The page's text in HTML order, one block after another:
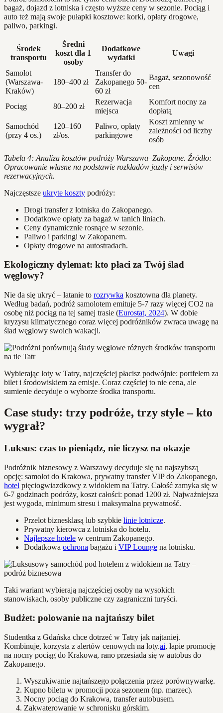
bagaż, dojazd z lotniska i często wyższe ceny w sezonie. Pociąg i
auto też mają swoje pułapki kosztowe: korki, opłaty drogowe,
paliwo, parkingi.
Środek
transportu
Średni
koszt dla 1
osoby
Dodatkowe
wydatki
Uwagi
Samolot
(Warszawa-
Kraków)
180–400 zł
Transfer do
Zakopanego 50-
60 zł
Bagaż, sezonowość
cen
Pociąg 80–200 zł
Rezerwacja
miejsca
Komfort nocny za
dopłatą
Samochód
(przy 4 os.)
120–160
zł/os.
Paliwo, opłaty
parkingowe
Koszt zmienny w
zależności od liczby
osób
Tabela 4: Analiza kosztów podróży Warszawa–Zakopane. Źródło:
Opracowanie własne na podstawie rozkładów jazdy i serwisów
rezerwacyjnych.
Najczęstsze ukryte koszty podróży:
Drogi transfer z lotniska do Zakopanego.
Dodatkowe opłaty za bagaż w tanich liniach.
Ceny dynamicznie rosnące w sezonie.
Paliwo i parkingi w Zakopanem.
Opłaty drogowe na autostradach.
Ekologiczny dylemat: kto płaci za Twój ślad
węglowy?
Nie da się ukryć – latanie to rozrywka kosztowna dla planety.
Według badań, podróż samolotem emituje 5-7 razy więcej CO2 na
osobę niż pociąg na tej samej trasie (Eurostat, 2024). W dobie
kryzysu klimatycznego coraz więcej podróżników zwraca uwagę na
ślad węglowy swoich wakacji.
Wybierając loty w Tatry, najczęściej płacisz podwójnie: portfelem za
bilet i środowiskiem za emisje. Coraz częściej to nie cena, ale
sumienie decyduje o wyborze środka transportu.
Case study: trzy podróże, trzy style – kto
wygrał?
Luksus: czas to pieniądz, nie liczysz na okazje
Podróżnik biznesowy z Warszawy decyduje się na najszybszą
opcję: samolot do Krakowa, prywatny transfer VIP do Zakopanego,
hotel pięciogwiazdkowy z widokiem na Tatry. Całość zamyka się w
6-7 godzinach podróży, koszt całości: ponad 1200 zł. Najważniejsza
jest wygoda, minimum stresu i maksymalna prywatność.
Przelot biznesklasą lub szybkie linie lotnicze.
Prywatny kierowca z lotniska do hotelu.
Najlepsze hotele w centrum Zakopanego.
Dodatkowa ochrona bagażu i VIP Lounge na lotnisku.
Taki wariant wybierają najczęściej osoby na wysokich
stanowiskach, osoby publiczne czy zagraniczni turyści.
Budżet: polowanie na najtańszy bilet
Studentka z Gdańska chce dotrzeć w Tatry jak najtaniej.
Kombinuje, korzysta z alertów cenowych na loty.ai, łapie promocję
na nocny pociąg do Krakowa, rano przesiada się w autobus do
Zakopanego.
Wyszukiwanie najtańszego połączenia przez porównywarkę.
Kupno biletu w promocji poza sezonem (np. marzec).
Nocny pociąg do Krakowa, transfer autobusem.
Zakwaterowanie w schronisku górskim.